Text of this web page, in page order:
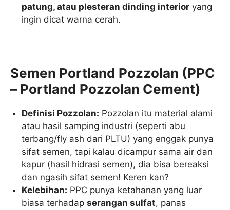
patung, atau plesteran dinding interior yang
ingin dicat warna cerah.
Semen Portland Pozzolan (PPC
– Portland Pozzolan Cement)
Definisi Pozzolan: Pozzolan itu material alami
atau hasil samping industri (seperti abu
terbang/fly ash dari PLTU) yang enggak punya
sifat semen, tapi kalau dicampur sama air dan
kapur (hasil hidrasi semen), dia bisa bereaksi
dan ngasih sifat semen! Keren kan?
Kelebihan: PPC punya ketahanan yang luar
biasa terhadapserangan sulfat, panas